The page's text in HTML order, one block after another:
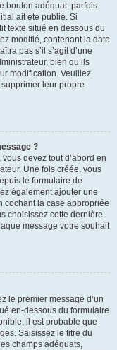
bouton adéquat, parfois
ait été publié. Si
texte situé en dessous du
modifié, contenant la date
pas s’il s’agit d’une
bien qu’ils
modification. Veuillez
leur propre
?
devez tout d’abord en
Une fois créée, vous
le formulaire de
également ajouter une
cochant la case appropriée
choisissez cette dernière
message votre souhait
le premier message d’un
en-dessous du formulaire
il est probable que
Saisissez le titre du
champs adéquats,